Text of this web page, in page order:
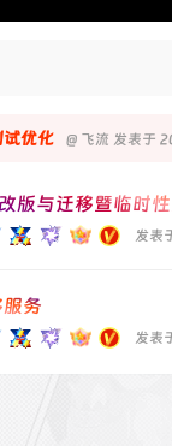
优化 @ 飞流 发表于
版与迁移暨临时
发表
务
发表